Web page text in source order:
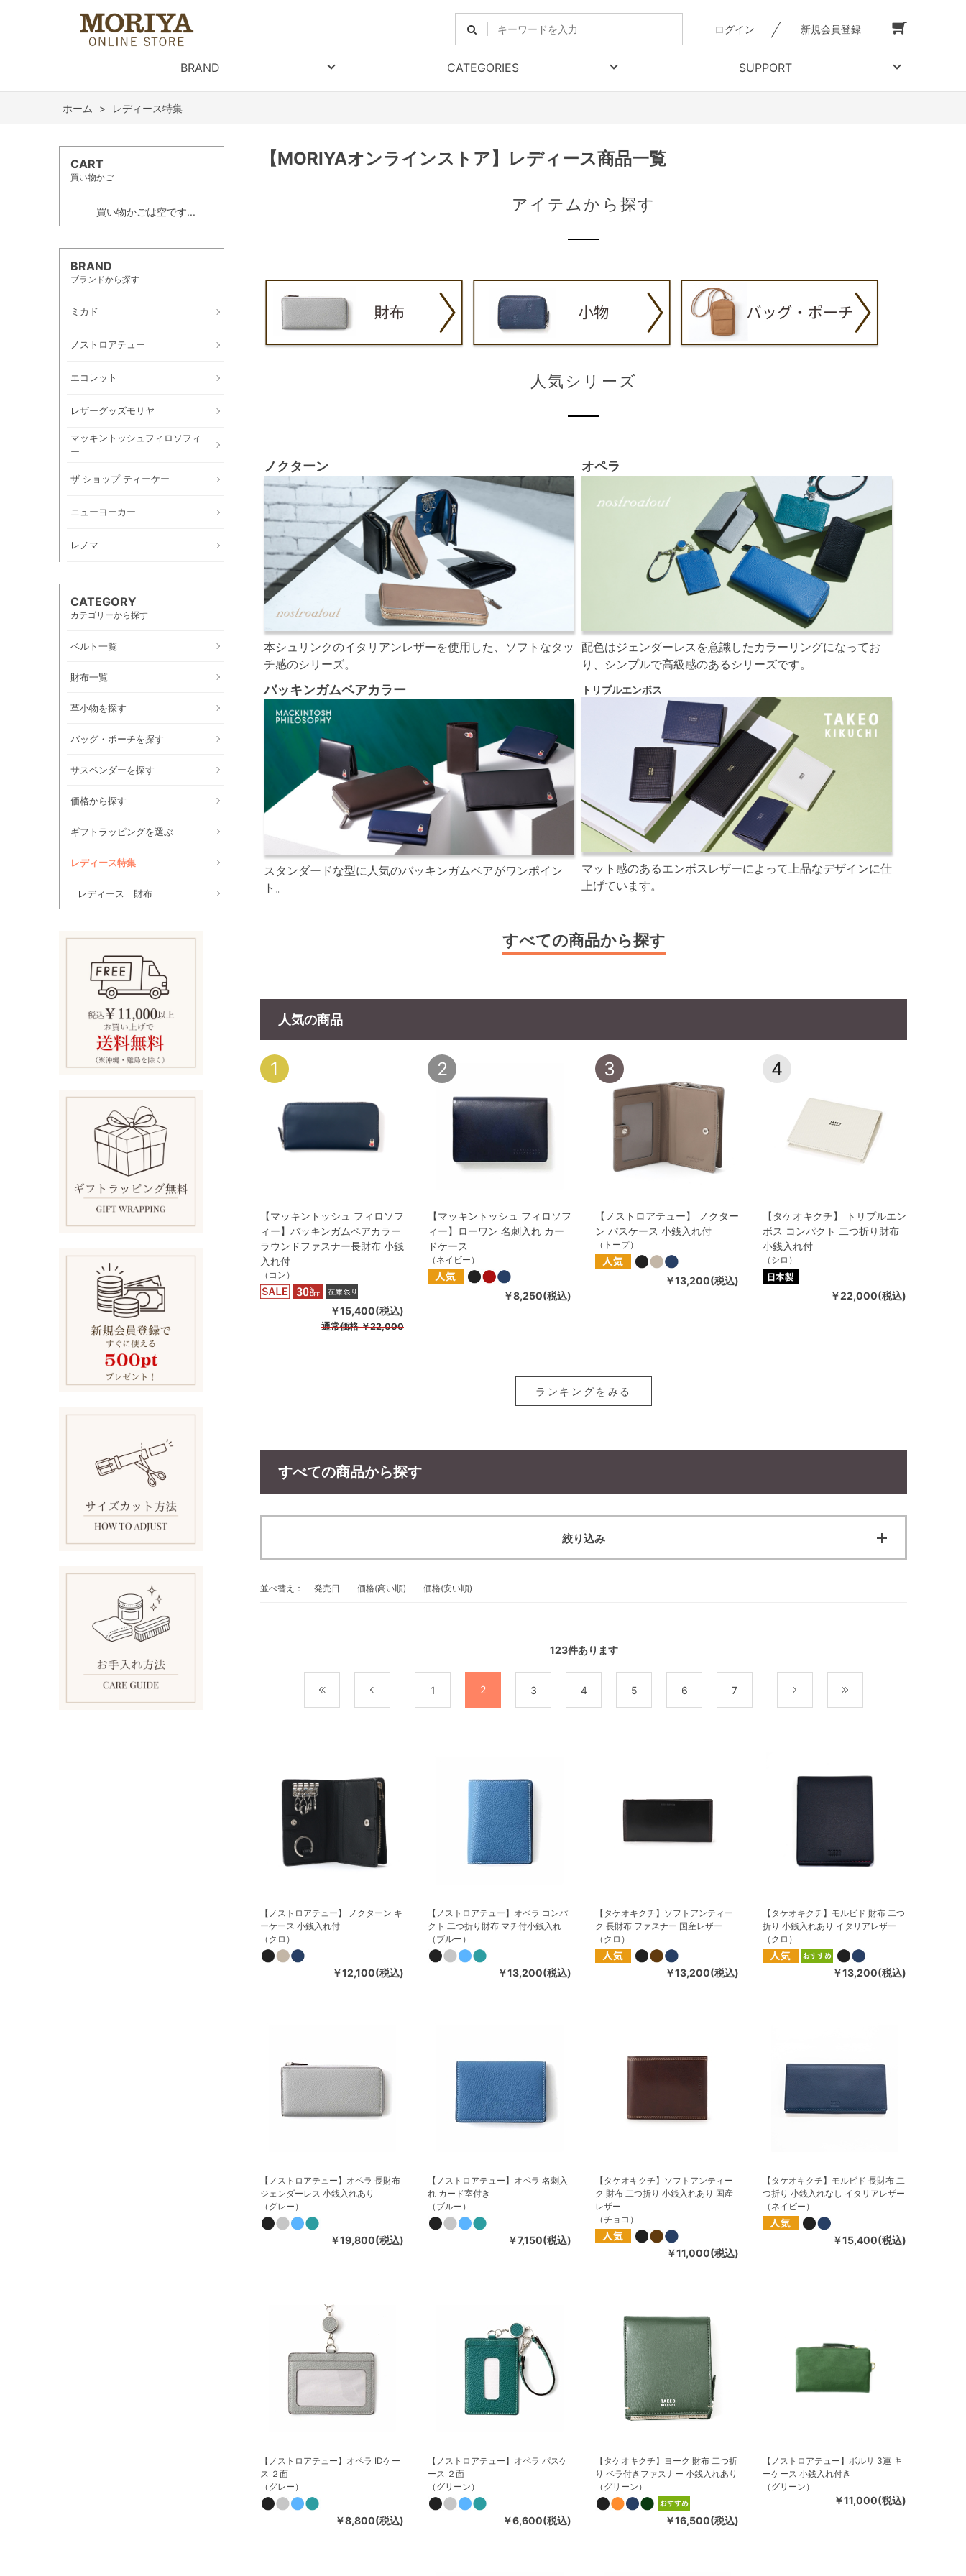
ログイン 新規会員登録
BRAND CATEGORIES SUPPORT
ホーム > レディース特集
CART
買い物かご
買い物かごは空です...
BRAND
ブランドから探す
ミカド
ノストロアテュー
エコレット
レザーグッズモリヤ
マッキントッシュフィロソフィ
ー
ザ ショップ ティーケー
ニューヨーカー
レノマ
CATEGORY
カテゴリーから探す
ベルト一覧
財布一覧
革小物を探す
バッグ・ポーチを探す
サスペンダーを探す
価格から探す
ギフトラッピングを選ぶ
レディース特集
レディース｜財布
【MORIYAオンラインストア】レディース商品一覧
アイテムから探す
人気シリーズ
ノクターン
本シュリンクのイタリアンレザーを使用した、ソフトなタッ
チ感のシリーズ。
オペラ
配色はジェンダーレスを意識したカラーリングになってお
り、シンプルで高級感のあるシリーズです。
バッキンガムベアカラー
スタンダードな型に人気のバッキンガムベアがワンポイン
ト。
トリプルエンボス
マット感のあるエンボスレザーによって上品なデザインに仕
上げています。
すべての商品から探す
人気の商品
1
【マッキントッシュ フィロソフ
ィー】バッキンガムベアカラー
ラウンドファスナー長財布 小銭
入れ付
（コン）
￥15,400(税込)
通常価格￥22,000
2
【マッキントッシュ フィロソフ
ィー】ローワン 名刺入れ カー
ドケース
（ネイビー）
￥8,250(税込)
3
【ノストロアテュー】 ノクター
ン パスケース 小銭入れ付
（トープ）
￥13,200(税込)
4
【タケオキクチ】 トリプルエン
ボス コンパクト 二つ折り財布
小銭入れ付
（シロ）
￥22,000(税込)
ランキングをみる
すべての商品から探す
絞り込み
並べ替え： 発売日 価格(高い順) 価格(安い順)
123件あります
1 2 3 4 5 6 7
【ノストロアテュー】 ノクターン キ
ーケース 小銭入れ付
（クロ）
￥12,100(税込)
【ノストロアテュー】オペラ コンパ
クト 二つ折り財布 マチ付小銭入れ
（ブルー）
￥13,200(税込)
【タケオキクチ】ソフトアンティー
ク 長財布 ファスナー 国産レザー
（クロ）
￥13,200(税込)
【タケオキクチ】モルビド 財布 二つ
折り 小銭入れあり イタリアレザー
（クロ）
￥13,200(税込)
【ノストロアテュー】オペラ 長財布
ジェンダーレス 小銭入れあり
（グレー）
￥19,800(税込)
【ノストロアテュー】オペラ 名刺入
れ カード室付き
（ブルー）
￥7,150(税込)
【タケオキクチ】ソフトアンティー
ク 財布 二つ折り 小銭入れあり 国産
レザー
（チョコ）
￥11,000(税込)
【タケオキクチ】モルビド 長財布 二
つ折り 小銭入れなし イタリアレザー
（ネイビー）
￥15,400(税込)
【ノストロアテュー】オペラ IDケー
ス ２面
（グレー）
￥8,800(税込)
【ノストロアテュー】オペラ パスケ
ース ２面
（グリーン）
￥6,600(税込)
【タケオキクチ】ヨーク 財布 二つ折
り ベラ付きファスナー 小銭入れあり
（グリーン）
￥16,500(税込)
【ノストロアテュー】ボルサ 3連 キ
ーケース 小銭入れ付き
（グリーン）
￥11,000(税込)